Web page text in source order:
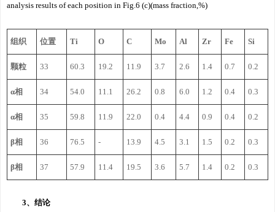
analysis results of each position in Fig.6 (c)(mass fraction,%)
组织 位置 Ti O C Mo Al Zr Fe Si
颗粒 33 60.3 19.2 11.9 3.7 2.6 1.4 0.7 0.2
α相 34 54.0 11.1 26.2 0.8 6.0 1.2 0.4 0.3
α相 35 59.8 11.9 22.0 0.4 4.4 0.9 0.4 0.2
β相 36 76.5 - 13.9 4.5 3.1 1.5 0.2 0.3
β相 37 57.9 11.4 19.5 3.6 5.7 1.4 0.2 0.3
3、结论